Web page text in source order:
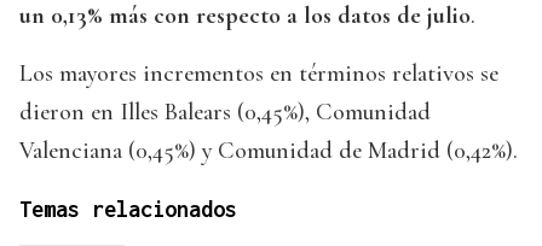
un 0,13% más con respecto a los datos de julio.
Los mayores incrementos en términos relativos se
dieron en Illes Balears (0,45%), Comunidad
Valenciana (0,45%) y Comunidad de Madrid (0,42%).
Temas relacionados